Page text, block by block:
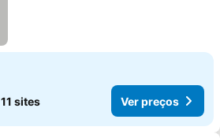
11 sites Ver preços